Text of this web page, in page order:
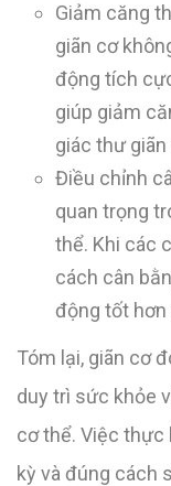
Giảm căng
giãn cơ
động tích
giúp giảm
giác thư
Điều chỉnh
quan trọng
thể. Khi các
cách cân
động tốt
Tóm lại, giãn cơ
duy trì sức khỏe
cơ thể. Việc thực
kỳ và đúng cách